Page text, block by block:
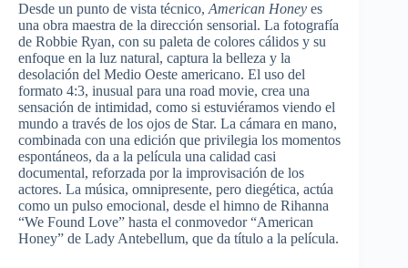
Desde un punto de vista técnico,American Honey es
una obra maestra de la dirección sensorial. La fotografía
de Robbie Ryan, con su paleta de colores cálidos y su
enfoque en la luz natural, captura la belleza y la
desolación del Medio Oeste americano. El uso del
formato 4:3, inusual para una road movie, crea una
sensación de intimidad, como si estuviéramos viendo el
mundo a través de los ojos de Star. La cámara en mano,
combinada con una edición que privilegia los momentos
espontáneos, da a la película una calidad casi
documental, reforzada por la improvisación de los
actores. La música, omnipresente, pero diegética, actúa
como un pulso emocional, desde el himno de Rihanna
“We Found Love” hasta el conmovedor “American
Honey” de Lady Antebellum, que da título a la película.